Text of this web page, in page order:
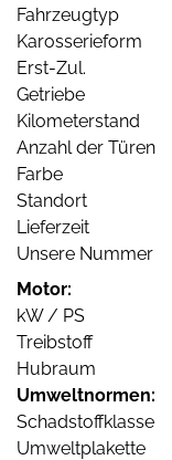
Fahrzeugtyp
Karosserieform
Erst-Zul.
Getriebe
Kilometerstand
Anzahl der Türen
Farbe
Standort
Lieferzeit
Unsere Nummer
Motor:
kW / PS
Treibstoff
Hubraum
Umweltnormen:
Schadstoffklasse
Umweltplakette